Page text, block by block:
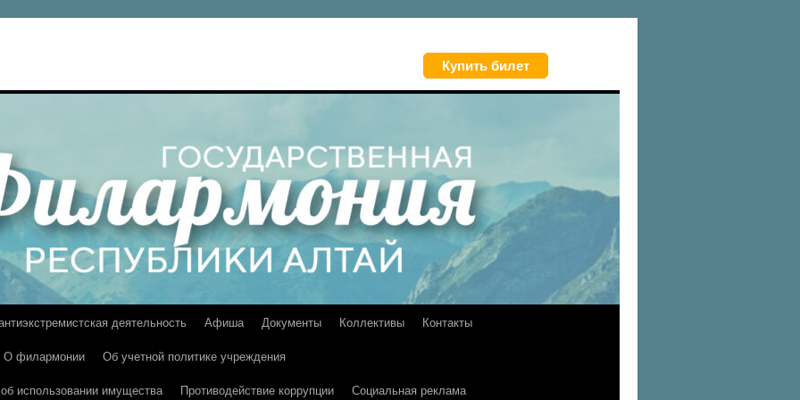
Купить билет
деятельность Афиша Документы Коллективы
Контакты
О филармонии
Об учетной политике учреждения
использовании имущества
Противодействие коррупции Социальная реклама